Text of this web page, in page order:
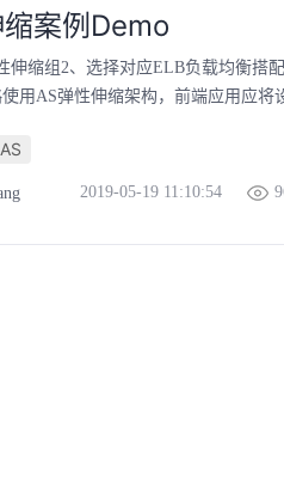
案例Demo
伸缩组2、选择对应ELB负载均衡搭
用AS弹性伸缩架构，前端应用应
2019-05-19 11:10:54